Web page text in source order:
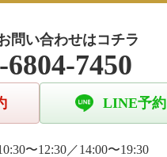
問い合わせはコチラ
6804-7450
LINE予約
〜12:30／14:00〜19:30